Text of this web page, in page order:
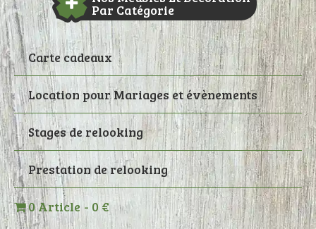
Par Catégorie
Carte cadeaux
Location pour Mariages et évènements
Stages de relooking
Prestation de relooking
0 Article 0 €